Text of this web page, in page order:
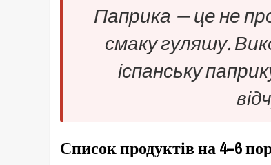
Паприка — це не
смаку гуляшу.
іспанську
Список продуктів на 4–6